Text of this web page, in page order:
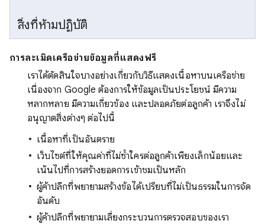
สิ่งที่ห้ามปฏิบัติ
การละเมิดเครือข่ายข้อมูลที่แสดงฟรี
เราได้ตัดสินใจบางอย่างเกี่ยวกับวิธีแสดงเนื้อหาบนเครือข่าย
เนื่องจาก Google ต้องการให้ข้อมูลเป็นประโยชน์ มีความ
หลากหลาย มีความเกี่ยวข้อง และปลอดภัยต่อลูกค้า เราจึงไม่
อนุญาตสิ่งต่างๆ ต่อไปนี้
เนื้อหาที่เป็นอันตราย
เว็บไซต์ที่ให้คุณค่าที่ไม่ซ้ำใครต่อลูกค้าเพียงเล็กน้อยและ
เน้นไปที่การสร้างยอดการเข้าชมเป็นหลัก
ผู้ค้าปลีกที่พยายามสร้างข้อได้เปรียบที่ไม่เป็นธรรมในการจัด
อันดับ
ผู้ค้าปลีกที่พยายามเลี่ยงกระบวนการตรวจสอบของเรา